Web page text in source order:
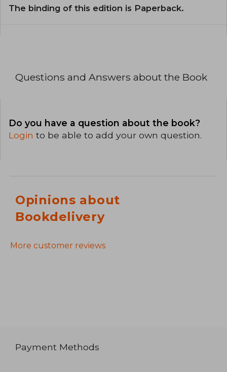
The binding of this edition is Paperback.
Questions and Answers about the Book
Do you have a question about the book?
Login to be able to add your own question.
Opinions about
Bookdelivery
More customer reviews
Payment Methods